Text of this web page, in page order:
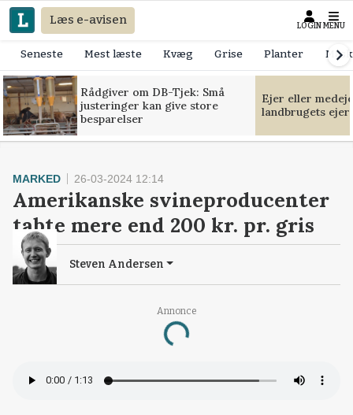
Læs e-avisen LOGIN MENU
Seneste Mest læste Kvæg Grise Planter
Rådgiver om DB-Tjek: Små
justeringer kan give store
besparelser
Ejer eller
landbrugets
Annonce
Loading...
MARKED 26-03-2024 12:14
Amerikanske svineproducenter
tabte mere end 200 kr. pr. gris
Steven Andersen